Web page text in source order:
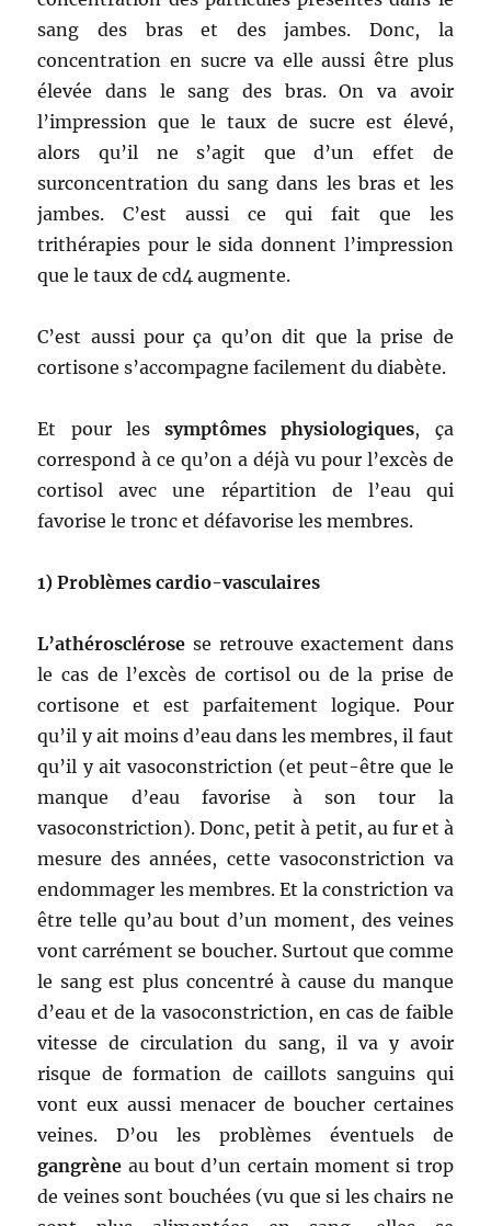
sang des bras et des jambes. Donc, la
concentration en sucre va elle aussi être plus
élevée dans le sang des bras. On va avoir
l’impression que le taux de sucre est élevé,
alors qu’il ne s’agit que d’un effet de
surconcentration du sang dans les bras et les
jambes. C’est aussi ce qui fait que les
trithérapies pour le sida donnent l’impression
que le taux de cd4 augmente.
C’est aussi pour ça qu’on dit que la prise de
cortisone s’accompagne facilement du diabète.
Et pour lessymptômes physiologiques, ça
correspond à ce qu’on a déjà vu pour l’excès de
cortisol avec une répartition de l’eau qui
favorise le tronc et défavorise les membres.
1) Problèmes cardio-vasculaires
L’athérosclérose se retrouve exactement dans
le cas de l’excès de cortisol ou de la prise de
cortisone et est parfaitement logique. Pour
qu’il y ait moins d’eau dans les membres, il faut
qu’il y ait vasoconstriction (et peut-être que le
manque d’eau favorise à son tour la
vasoconstriction). Donc, petit à petit, au fur et à
mesure des années, cette vasoconstriction va
endommager les membres. Et la constriction va
être telle qu’au bout d’un moment, des veines
vont carrément se boucher. Surtout que comme
le sang est plus concentré à cause du manque
d’eau et de la vasoconstriction, en cas de faible
vitesse de circulation du sang, il va y avoir
risque de formation de caillots sanguins qui
vont eux aussi menacer de boucher certaines
veines. D’ou les problèmes éventuels de
gangrène au bout d’un certain moment si trop
de veines sont bouchées (vu que si les chairs ne